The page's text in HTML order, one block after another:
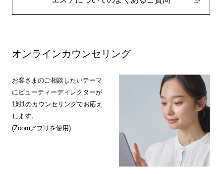
オンラインカウンセリング
お客さまのご相談したいテーマ
にビューティーディレクターが
1対1のカウンセリングでお応え
します。
(Zoomアプリを使用)